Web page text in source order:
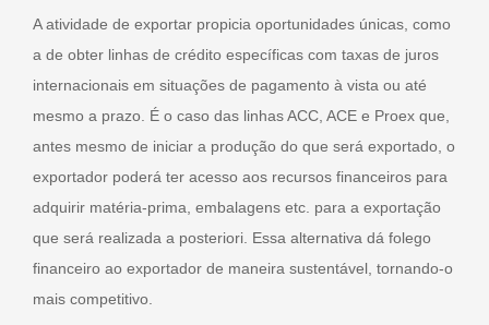
A atividade de exportar propicia oportunidades únicas, como
a de obter linhas de crédito específicas com taxas de juros
internacionais em situações de pagamento à vista ou até
mesmo a prazo. É o caso das linhas ACC, ACE e Proex que,
antes mesmo de iniciar a produção do que será exportado, o
exportador poderá ter acesso aos recursos financeiros para
adquirir matéria-prima, embalagens etc. para a exportação
que será realizada a posteriori. Essa alternativa dá folego
financeiro ao exportador de maneira sustentável, tornando-o
mais competitivo.